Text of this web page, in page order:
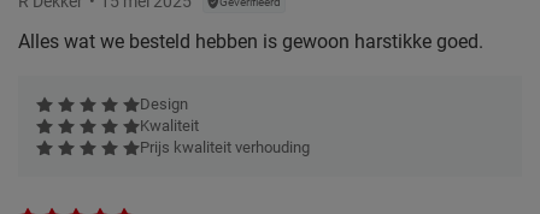
Alles wat we besteld hebben is gewoon harstikke goed.
Design
Kwaliteit
Prijs kwaliteit verhouding